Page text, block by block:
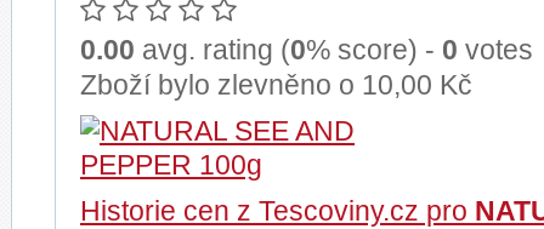
0.00 avg. rating (0% score) - 0 votes
Zboží bylo zlevněno o 10,00 Kč
Historie cen z Tescoviny.cz pro